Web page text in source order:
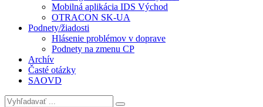
Mobilná aplikácia IDS Východ
OTRACON SK-UA
Podnety/žiadosti
Hlásenie problémov v doprave
Podnety na zmenu CP
Archív
Časté otázky
SAOVD